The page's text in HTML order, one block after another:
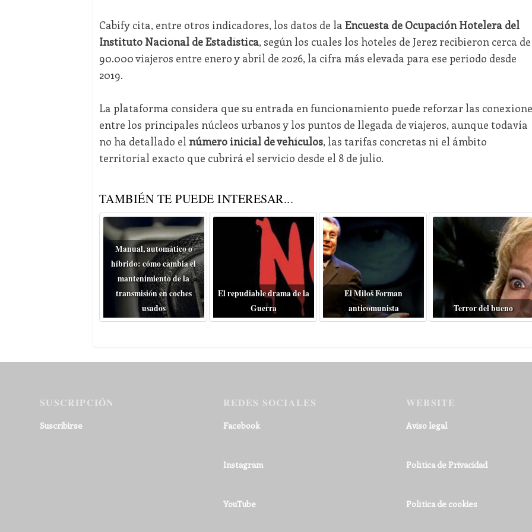
Cabify cita, entre otros indicadores, los datos de la Encuesta de Ocupación Hotelera del
Instituto Nacional de Estadística, según los cuales los hoteles de Jerez recibieron cerca de
90.000 viajeros entre enero y abril de 2026, la cifra más elevada para ese periodo desde
2019.
La plataforma considera que su entrada en funcionamiento puede reforzar las
entre los principales núcleos urbanos y los puntos de llegada de viajeros, aunque todavía
no ha detallado el número inicial de vehículos, las tarifas concretas ni el ámbito
territorial exacto que cubrirá el servicio desde el 8 de julio.
TAMBIÉN TE PUEDE INTERESAR...
Manual, automático o
híbrido: cómo cambia el
mantenimiento de la
transmisión en coches
usados
El repudiable drama de la
Guerra
El Miloš Forman
anticomunista
Terror del bueno
SUSCRIPCIÓN
Suscribirse
REDES SOCIALES
Facebook
Instagram
YouTube
WEBSITE
Aviso legal
Política de Privacidad
Política de cookies